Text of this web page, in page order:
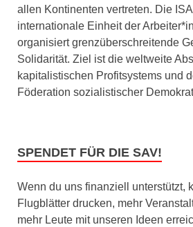
allen Kontinenten vertreten. Die
internationale Einheit der
organisiert grenzüberschreitende
Solidarität. Ziel ist die weltweite
kapitalistischen Profitsystems und
Föderation sozialistischer
SPENDET FÜR DIE SAV!
Wenn du uns finanziell unterstützt,
Flugblätter drucken, mehr
mehr Leute mit unseren Ideen